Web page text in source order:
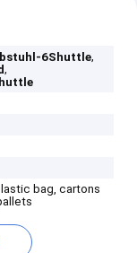
6Shuttle,
,
bag, cartons